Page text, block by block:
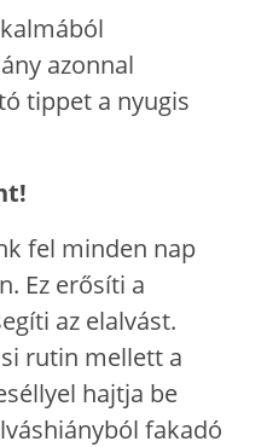
azonnal
tippet a nyugis
fel minden nap
Ez erősíti a
az elalvást.
rutin mellett a
hajtja be
fakadó